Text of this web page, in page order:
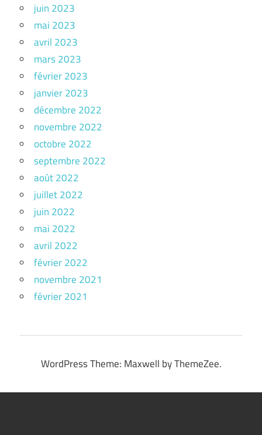
juin 2023
mai 2023
avril 2023
mars 2023
février 2023
janvier 2023
décembre 2022
novembre 2022
octobre 2022
septembre 2022
août 2022
juillet 2022
juin 2022
mai 2022
avril 2022
février 2022
novembre 2021
février 2021
WordPress Theme: Maxwell by ThemeZee.